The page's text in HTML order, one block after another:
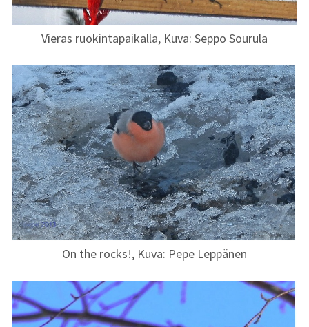
Linkit
Historiaa
Tulostushinnat
Vieras ruokintapaikalla, Kuva: Seppo Sourula
On the rocks!, Kuva: Pepe Leppänen